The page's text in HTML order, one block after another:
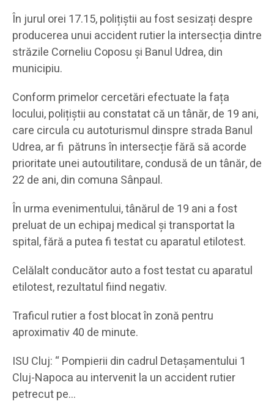
În jurul orei 17.15, polițiștii au fost sesizați despre
producerea unui accident rutier la intersecția dintre
străzile Corneliu Coposu și Banul Udrea, din
municipiu.
Conform primelor cercetări efectuate la fața
locului, polițiștii au constatat că un tânăr, de 19 ani,
care circula cu autoturismul dinspre strada Banul
Udrea, ar fi pătruns în intersecție fără să acorde
prioritate unei autoutilitare, condusă de un tânăr, de
22 de ani, din comuna Sânpaul.
În urma evenimentului, tânărul de 19 ani a fost
preluat de un echipaj medical și transportat la
spital, fără a putea fi testat cu aparatul etilotest.
Celălalt conducător auto a fost testat cu aparatul
etilotest, rezultatul fiind negativ.
Traficul rutier a fost blocat în zonă pentru
aproximativ 40 de minute.
ISU Cluj: “Pompierii din cadrul Detașamentului 1
Cluj-Napoca au intervenit la un accident rutier
petrecut pe…